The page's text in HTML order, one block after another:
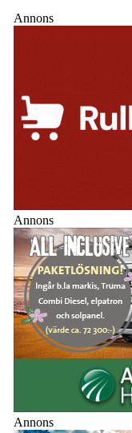
Annons
Annons
Annons